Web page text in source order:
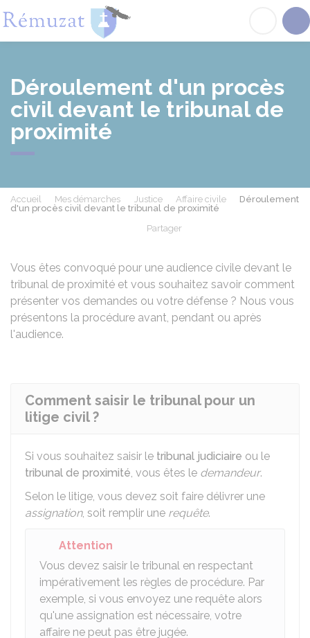
Déroulement d'un procès
civil devant le tribunal de
proximité
Accueil Mes démarches Justice Affaire civile
Déroulement
d'un procès civil devant le tribunal de proximité
Partager
Vous êtes convoqué pour une audience civile devant le
tribunal de proximité et vous souhaitez savoir comment
présenter vos demandes ou votre défense ? Nous vous
présentons la procédure avant, pendant ou après
l'audience.
Comment saisir le tribunal pour un
litige civil ?
Si vous souhaitez saisir le tribunal judiciaire ou le
tribunal de proximité, vous êtes le demandeur.
Selon le litige, vous devez soit faire délivrer une
assignation, soit remplir une requête.
Attention
Vous devez saisir le tribunal en respectant
impérativement les règles de procédure. Par
exemple, si vous envoyez une requête alors
qu'une assignation est nécessaire, votre
affaire ne peut pas être jugée.